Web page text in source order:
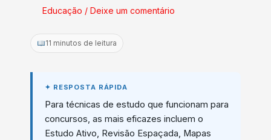
Educação / Deixe um comentário
11 minutos de leitura
Para técnicas de estudo que funcionam para
concursos, as mais eficazes incluem o
Estudo Ativo, Revisão Espaçada, Mapas